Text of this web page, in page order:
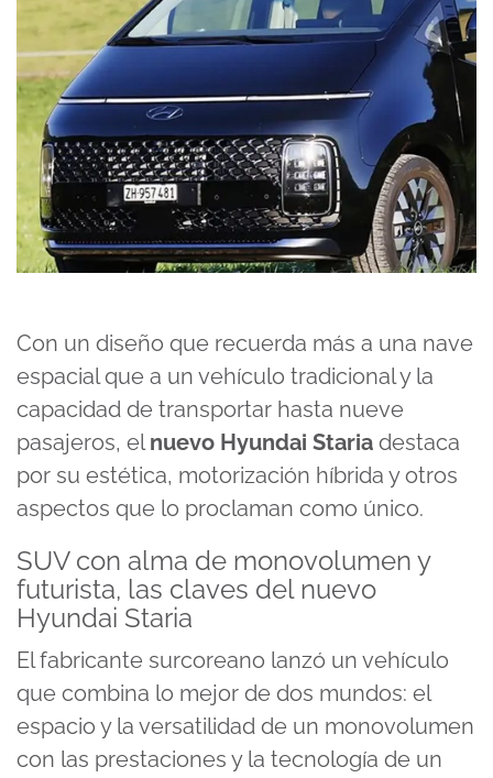
Con un diseño que recuerda más a una nave
espacial que a un vehículo tradicional y la
capacidad de transportar hasta nueve
pasajeros, elnuevo Hyundai Staria destaca
por su estética, motorización híbrida y otros
aspectos que lo proclaman como único.
SUV con alma de monovolumen y
futurista, las claves del nuevo
Hyundai Staria
El fabricante surcoreano lanzó un vehículo
que combina lo mejor de dos mundos: el
espacio y la versatilidad de un monovolumen
con las prestaciones y la tecnología de un